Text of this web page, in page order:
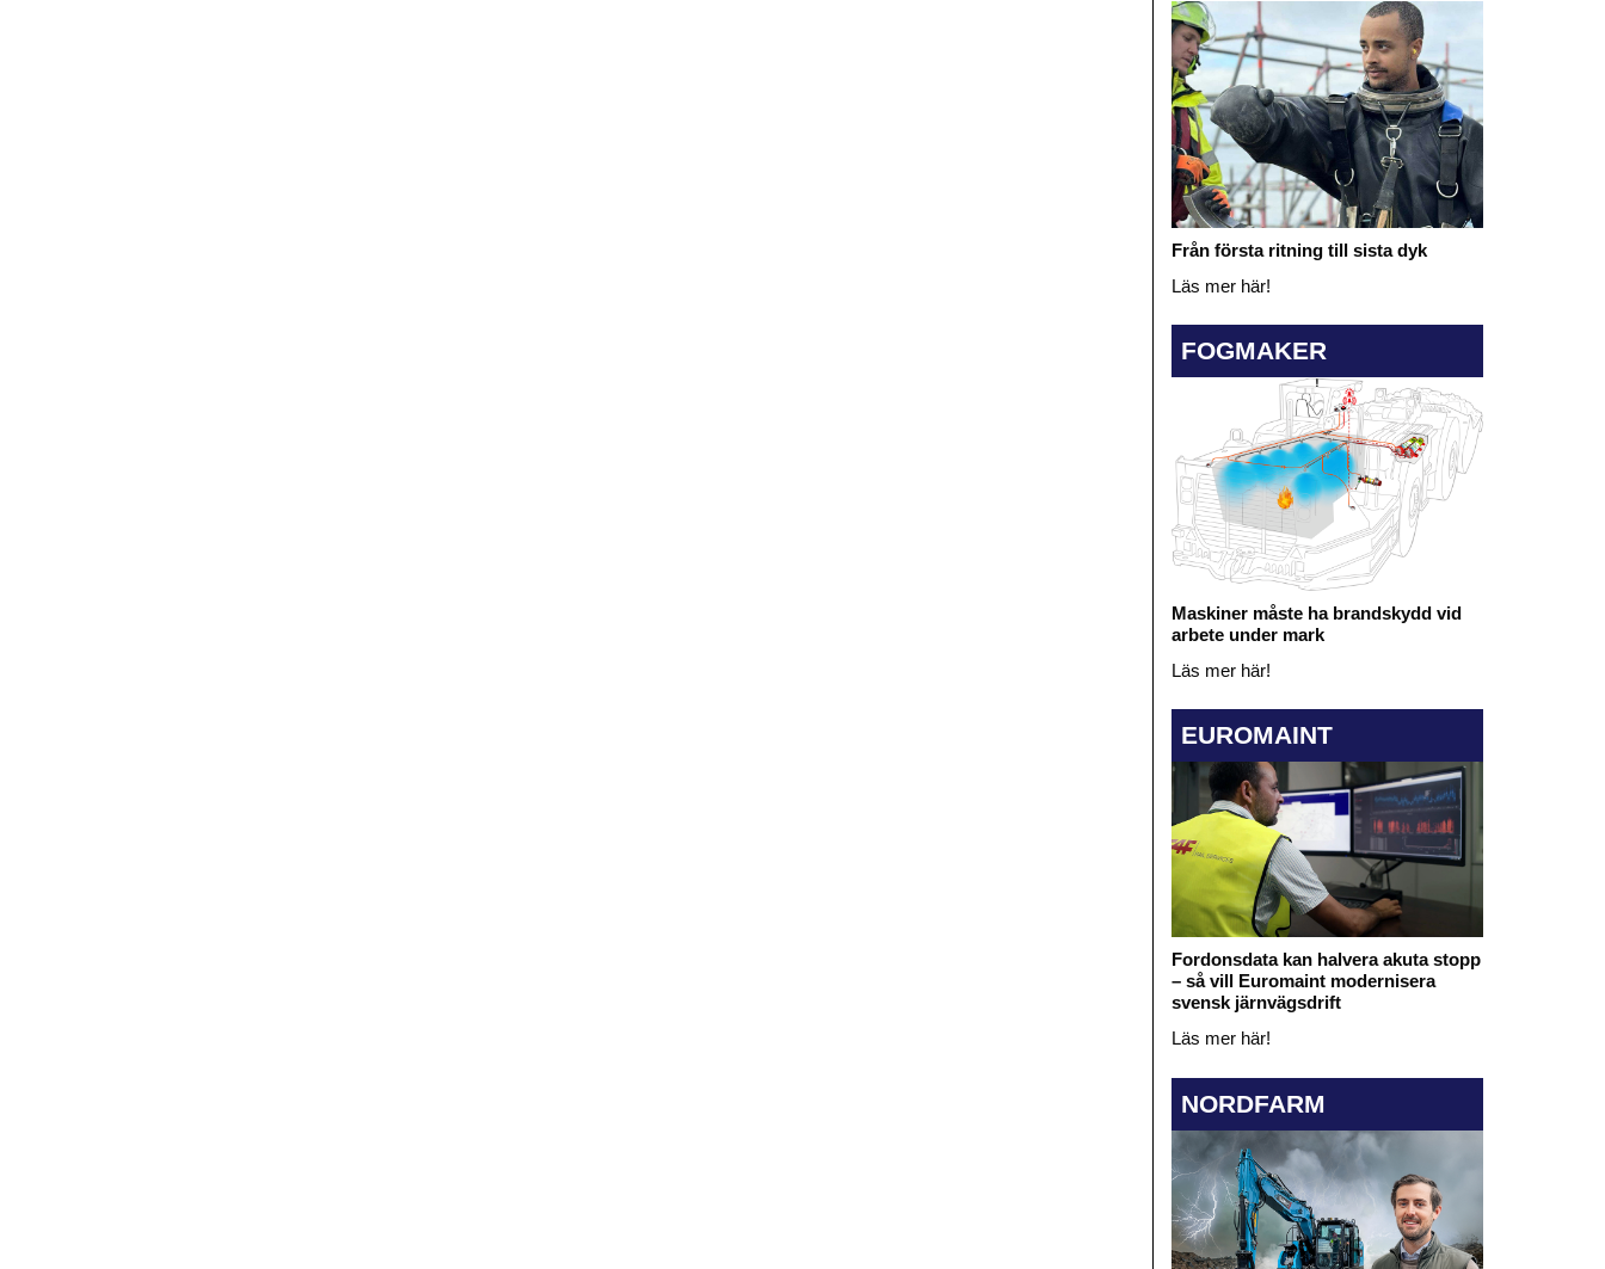
Från första ritning till sista dyk
Läs mer här!
FOGMAKER
Maskiner måste ha brandskydd vid
arbete under mark
Läs mer här!
EUROMAINT
Fordonsdata kan halvera akuta stopp
– så vill Euromaint modernisera
svensk järnvägsdrift
Läs mer här!
NORDFARM